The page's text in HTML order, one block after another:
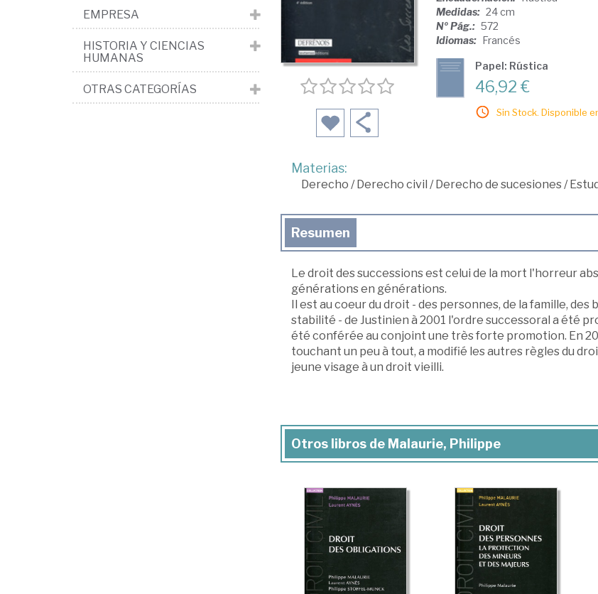
Medidas: 24 cm
Nº Pág.: 572
Idiomas: Francés
Papel: Rústica
46,92 €
Sin Stock. Disponible
Materias:
Derecho /Derecho civil /Derecho de sucesiones/
Resumen
Le droit des successions est celui de la mort l'horreur
générations en générations.
Il est au coeur du droit - des personnes, de la famille,
stabilité - de Justinien à 2001 l'ordre successoral a été
été conférée au conjoint une très forte promotion. En
touchant un peu à tout, a modifié les autres règles du
jeune visage à un droit vieilli.
Otros libros de Malaurie, Philippe
EMPRESA
HISTORIA Y CIENCIAS
HUMANAS
OTRAS CATEGORÍAS